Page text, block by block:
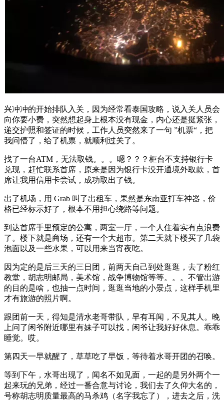
兴冲冲的开始排队入关，因为经常看泰国攻略，说入关人员会
向你要小费，突然想起身上根本没有现金，内心还是挺紧张，
递交护照和签证的时候，工作人员突然来了一句 ”机票“，把
我问懵了，给了机票，就顺利过关了。
找了一台ATM，无法取钱。。。嗯？？？柜台不支持银行卡
兑现，赶忙联系首席，原来是因为银行卡没开通境外取款，首
席让我用信用卡尝试，成功取出了钱。
出了机场，用 Grab 叫了出租车，果然是东南亚打车神器，价
格已经标示好了，根本不用担心绕路等问题。
到达首席手里预定的公寓，两室一厅，一个人住着实有点浪费
了。楼下就是商场，还有一个大超市。第二天就下楼买了几袋
泡面以及一些水果，可以用来当宵夜吃。
因为定的是后三天的三日团，前两天自己到处逛逛，去了粉红
教堂，胡志明邮局，美术馆，战争博物馆等等。。。不管出游
的目的是啥，也抽一点时间，逛逛当地的小景点，这样手机里
才有旅游的照片啊。
跟团前一天，得知是清水老哥带队，早有耳闻，不见其人。晚
上问了闲爷附近哪里有妹子可以找，闲爷让我好好休息。乖乖
睡觉。哎。
第四天一早就醒了，草草吃了早饭，等待着水哥开团的召唤。
等到下午，水哥出现了，闻名不如见面，一起的是另外两个一
起来玩的兄弟，经过一番合意与讨论，我们去了久仰大名的，
号称胡志明质量最高的马杀鸡（名字我忘了），进去之后，洗